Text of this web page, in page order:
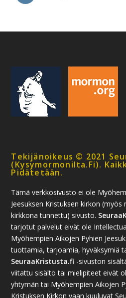
Tekijänoikeus © 2021
(kysymormonilta.fi).
Pidätetään.
Tämä verkkosivusto ei ole
Jeesuksen Kristuksen kirkon
kirkkona tunnettu) sivusto.
tarjotut palvelut eivät ole
Myöhempien Aikojen Pyhien
tuottamia, tarjoamia, hyväksymiä
SeuraaKristusta.fi -sivuston
viitattu sisältö tai mielipiteet eivät
yhtymän tai Myöhempien Aikojen
Kristuksen Kirkon vaan kuuluvat